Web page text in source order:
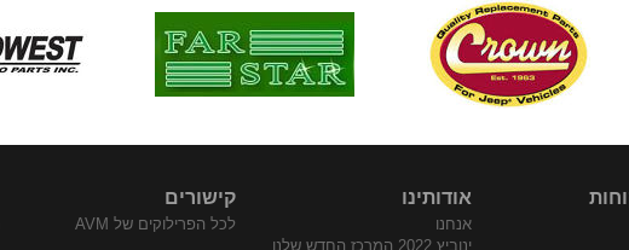
אודותינו
אנחנו
ינוביץ 2022 המרכז החדש שלנו
קישורים
לכל הפרילוקים של AVM